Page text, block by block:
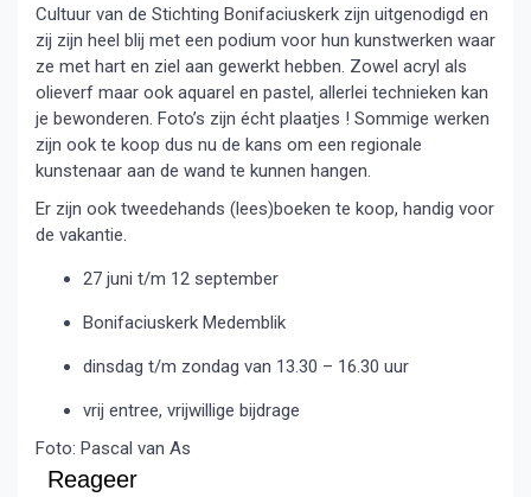
Cultuur van de Stichting Bonifaciuskerk zijn uitgenodigd en
zij zijn heel blij met een podium voor hun kunstwerken waar
ze met hart en ziel aan gewerkt hebben. Zowel acryl als
olieverf maar ook aquarel en pastel, allerlei technieken kan
je bewonderen. Foto’s zijn écht plaatjes ! Sommige werken
zijn ook te koop dus nu de kans om een regionale
kunstenaar aan de wand te kunnen hangen.
Er zijn ook tweedehands (lees)boeken te koop, handig voor
de vakantie.
27 juni t/m 12 september
Bonifaciuskerk Medemblik
dinsdag t/m zondag van 13.30 – 16.30 uur
vrij entree, vrijwillige bijdrage
Foto: Pascal van As
Reageer